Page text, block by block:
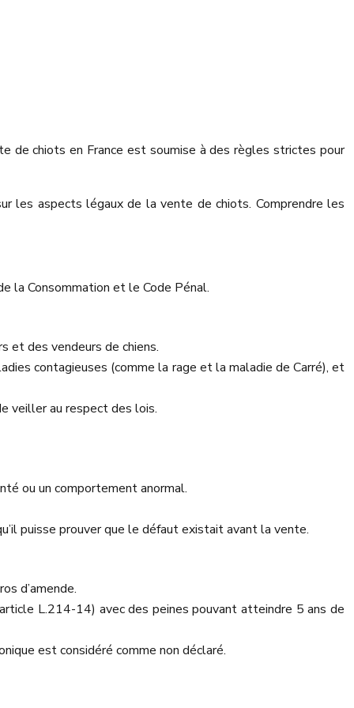
de chiots en France est soumise à des règles strictes pour
les aspects légaux de la vente de chiots. Comprendre les
la Consommation et le Code Pénal.
et des vendeurs de chiens.
contagieuses (comme la rage et la maladie de Carré), et
veiller au respect des lois.
ou un comportement anormal.
puisse prouver que le défaut existait avant la vente.
d’amende.
L.214-14) avec des peines pouvant atteindre 5 ans de
est considéré comme non déclaré.